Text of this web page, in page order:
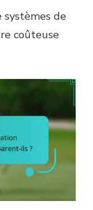
systèmes de
coûteuse